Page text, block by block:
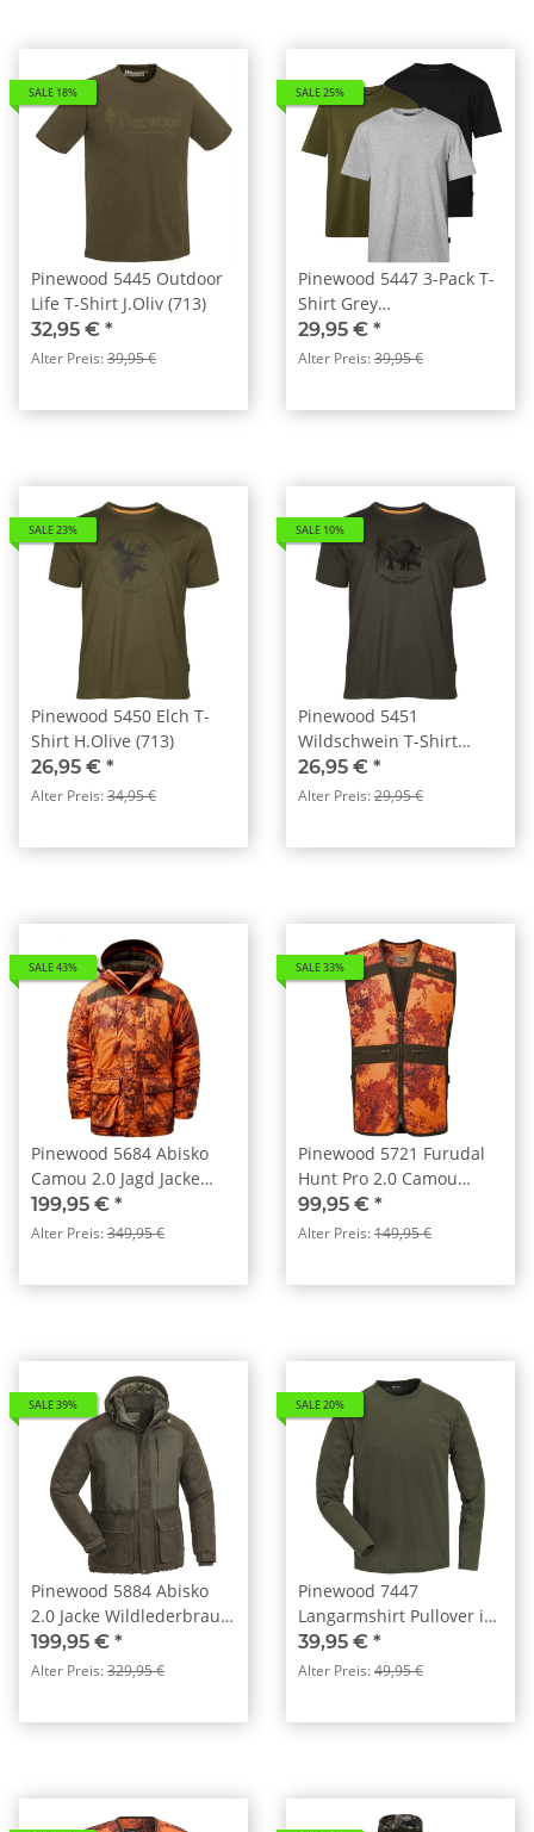
SALE 18%
Pinewood 5445 Outdoor
Life T-Shirt J.Oliv (713)
32,95 € *
Alter Preis:39,95 €
SALE 25%
Pinewood 5447 3-Pack T-
Shirt Grey
Melange/Pine/Black (472)
29,95 € *
Alter Preis:39,95 €
SALE 23%
Pinewood 5450 Elch T-
Shirt H.Olive (713)
26,95 € *
Alter Preis:34,95 €
SALE 10%
Pinewood 5451
Wildschwein T-Shirt
Suede Brown (241)
26,95 € *
Alter Preis:29,95 €
SALE 43%
Pinewood 5684 Abisko
Camou 2.0 Jagd Jacke
Herren Strata Blaze (986)
199,95 € *
Alter Preis:349,95 €
SALE 33%
Pinewood 5721 Furudal
Hunt Pro 2.0 Camou
Weste Strata
Blaze/Mossgreen (990)
99,95 € *
Alter Preis:149,95 €
SALE 39%
Pinewood 5884 Abisko
2.0 Jacke Wildlederbraun
(241)
199,95 € *
Alter Preis:329,95 €
SALE 20%
Pinewood 7447
Langarmshirt Pullover im
Doppel-Pack
39,95 € *
Alter Preis:49,95 €